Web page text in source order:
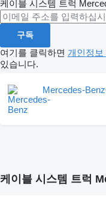
케이블 시스템 트럭
구독
여기를 클릭하면 개인정보
있습니다.
Mercedes-
케이블 시스템 트럭